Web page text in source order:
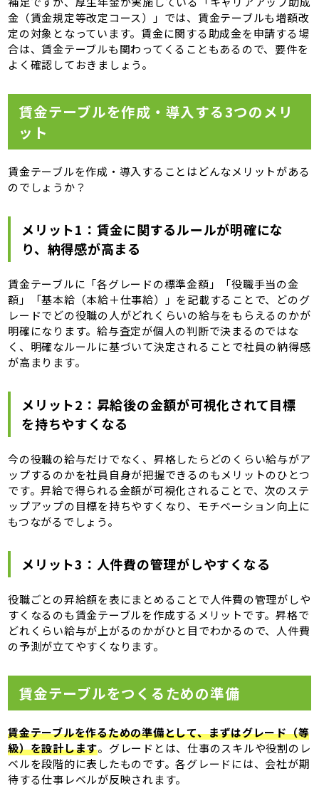
金（賃金規定等改定コース）」では、賃金テーブルも増額改
定の対象となっています。賃金に関する助成金を申請する場
合は、賃金テーブルも関わってくることもあるので、要件を
よく確認しておきましょう。
賃金テーブルを作成・導入する3つのメリ
ット
賃金テーブルを作成・導入することはどんなメリットがある
のでしょうか？
メリット1：賃金に関するルールが明確にな
り、納得感が高まる
賃金テーブルに「各グレードの標準金額」「役職手当の金
額」「基本給（本給＋仕事給）」を記載することで、どのグ
レードでどの役職の人がどれくらいの給与をもらえるのかが
明確になります。給与査定が個人の判断で決まるのではな
く、明確なルールに基づいて決定されることで社員の納得感
が高まります。
メリット2：昇給後の金額が可視化されて目標
を持ちやすくなる
今の役職の給与だけでなく、昇格したらどのくらい給与がア
ップするのかを社員自身が把握できるのもメリットのひとつ
です。昇給で得られる金額が可視化されることで、次のステ
ップアップの目標を持ちやすくなり、モチベーション向上に
もつながるでしょう。
メリット3：人件費の管理がしやすくなる
役職ごとの昇給額を表にまとめることで人件費の管理がしや
すくなるのも賃金テーブルを作成するメリットです。昇格で
どれくらい給与が上がるのかがひと目でわかるので、人件費
の予測が立てやすくなります。
賃金テーブルをつくるための準備
賃金テーブルを作るための準備として、まずはグレード（等
級）を設計します。グレードとは、仕事のスキルや役割のレ
ベルを段階的に表したものです。各グレードには、会社が期
待する仕事レベルが反映されます。